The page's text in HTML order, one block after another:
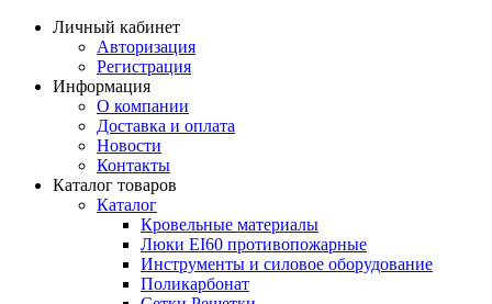
Личный кабинет
Авторизация
Регистрация
Информация
О компании
Доставка и оплата
Новости
Контакты
Каталог товаров
Каталог
Кровельные материалы
Люки EI60 противопожарные
Инструменты и силовое оборудование
Поликарбонат